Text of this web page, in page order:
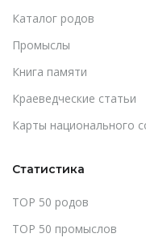
Каталог родов
Промыслы
Книга памяти
Краеведческие статьи
Карты национального
Статистика
TOP 50 родов
TOP 50 промыслов